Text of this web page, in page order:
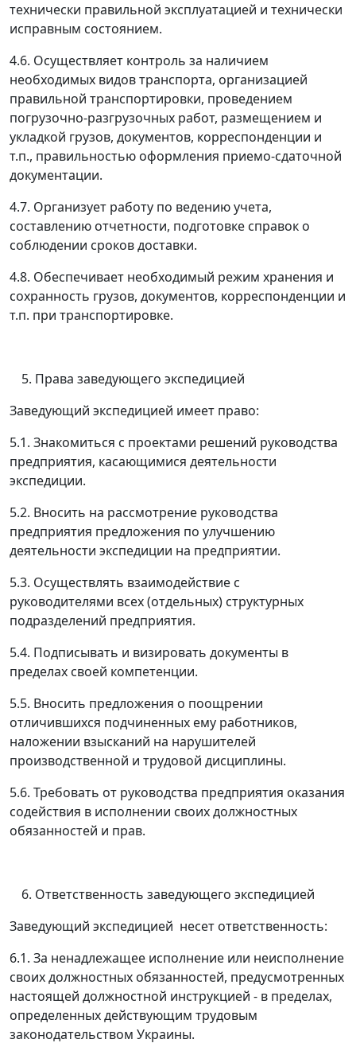
технически правильной эксплуатацией и технически
исправным состоянием.
4.6. Осуществляет контроль за наличием
необходимых видов транспорта, организацией
правильной транспортировки, проведением
погрузочно-разгрузочных работ, размещением и
укладкой грузов, документов, корреспонденции и
т.п., правильностью оформления приемо-сдаточной
документации.
4.7. Организует работу по ведению учета,
составлению отчетности, подготовке справок о
соблюдении сроков доставки.
4.8. Обеспечивает необходимый режим хранения и
сохранность грузов, документов, корреспонденции и
т.п. при транспортировке.
Права заведующего экспедицией
Заведующий экспедицией имеет право:
5.1. Знакомиться с проектами решений руководства
предприятия, касающимися деятельности
экспедиции.
5.2. Вносить на рассмотрение руководства
предприятия предложения по улучшению
деятельности экспедиции на предприятии.
5.3. Осуществлять взаимодействие с
руководителями всех (отдельных) структурных
подразделений предприятия.
5.4. Подписывать и визировать документы в
пределах своей компетенции.
5.5. Вносить предложения о поощрении
отличившихся подчиненных ему работников,
наложении взысканий на нарушителей
производственной и трудовой дисциплины.
5.6. Требовать от руководства предприятия оказания
содействия в исполнении своих должностных
обязанностей и прав.
Ответственность заведующего экспедицией
Заведующий экспедицией несет ответственность:
6.1. За ненадлежащее исполнение или неисполнение
своих должностных обязанностей, предусмотренных
настоящей должностной инструкцией - в пределах,
определенных действующим трудовым
законодательством Украины.